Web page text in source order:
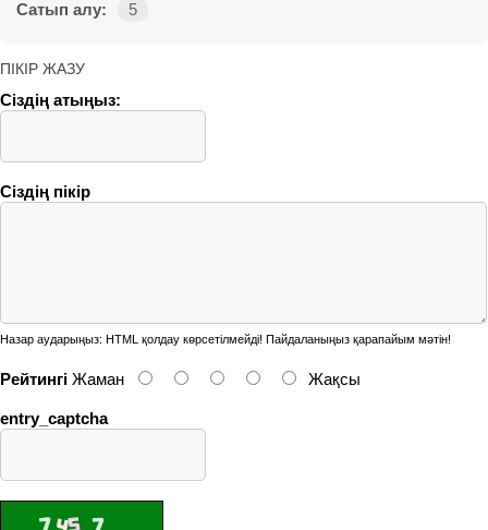
Сатып алу: 5
ПІКІР ЖАЗУ
Сіздің атыңыз:
Сіздің пікір
Назар аударыңыз: HTML қолдау көрсетілмейді! Пайдаланыңыз қарапайым мәтін!
Рейтингі Жаман Жақсы
entry_captcha